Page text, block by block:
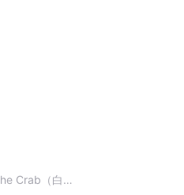
Crab（白鹤